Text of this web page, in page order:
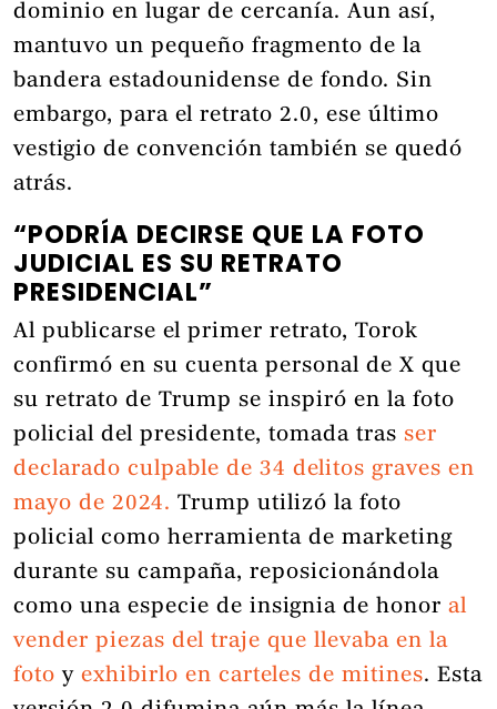
dominio en lugar de cercanía. Aun así,
mantuvo un pequeño fragmento de la
bandera estadounidense de fondo. Sin
embargo, para el retrato 2.0, ese último
vestigio de convención también se quedó
atrás.
“PODRÍA DECIRSE QUE LA FOTO
JUDICIAL ES SU RETRATO
PRESIDENCIAL”
Al publicarse el primer retrato, Torok
confirmó en su cuenta personal de X que
su retrato de Trump se inspiró en la foto
policial del presidente, tomada tras ser
declarado culpable de 34 delitos graves en
mayo de 2024. Trump utilizó la foto
policial como herramienta de marketing
durante su campaña, reposicionándola
como una especie de insignia de honor al
vender piezas del traje que llevaba en la
foto y exhibirlo en carteles de mitines. Esta